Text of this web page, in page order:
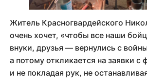
Житель Красногвардейского
очень хочет, «чтобы все наши
внуки, друзья — вернулись с
а потому откликается на заявки с
и не покладая рук, не